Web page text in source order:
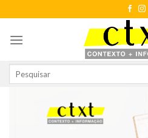
to
content